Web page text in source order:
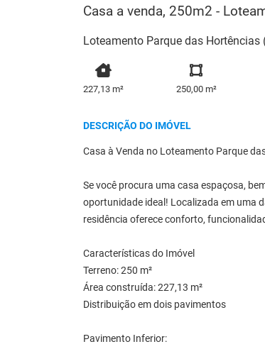
Casa a venda, 250m2 -
Loteamento Parque das Hortências
227,13 m² 250,00 m²
DESCRIÇÃO DO IMÓVEL
Casa à Venda no Loteamento Parque
Se você procura uma casa espaçosa,
oportunidade ideal! Localizada em uma
residência oferece conforto,
Características do Imóvel
Terreno: 250 m²
Área construída: 227,13 m²
Distribuição em dois pavimentos
Pavimento Inferior: